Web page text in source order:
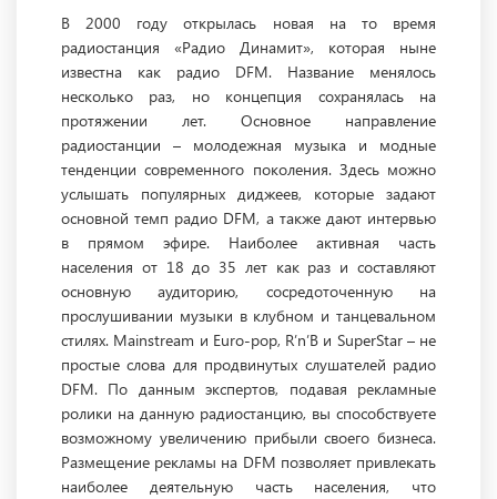
В 2000 году открылась новая на то время
радиостанция «Радио Динамит», которая ныне
известна как радио DFM. Название менялось
несколько раз, но концепция сохранялась на
протяжении лет. Основное направление
радиостанции – молодежная музыка и модные
тенденции современного поколения. Здесь можно
услышать популярных диджеев, которые задают
основной темп радио DFM, а также дают интервью
в прямом эфире. Наиболее активная часть
населения от 18 до 35 лет как раз и составляют
основную аудиторию, сосредоточенную на
прослушивании музыки в клубном и танцевальном
стилях. Mainstream и Euro-pop, R’n’B и SuperStar – не
простые слова для продвинутых слушателей радио
DFM. По данным экспертов, подавая рекламные
ролики на данную радиостанцию, вы способствуете
возможному увеличению прибыли своего бизнеса.
Размещение рекламы на DFM позволяет привлекать
наиболее деятельную часть населения, что